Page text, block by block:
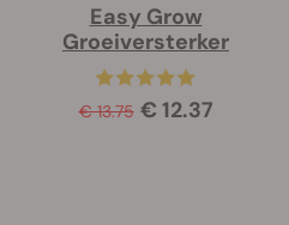
Easy Grow
Groeiversterker
€ 13.75 € 12.37